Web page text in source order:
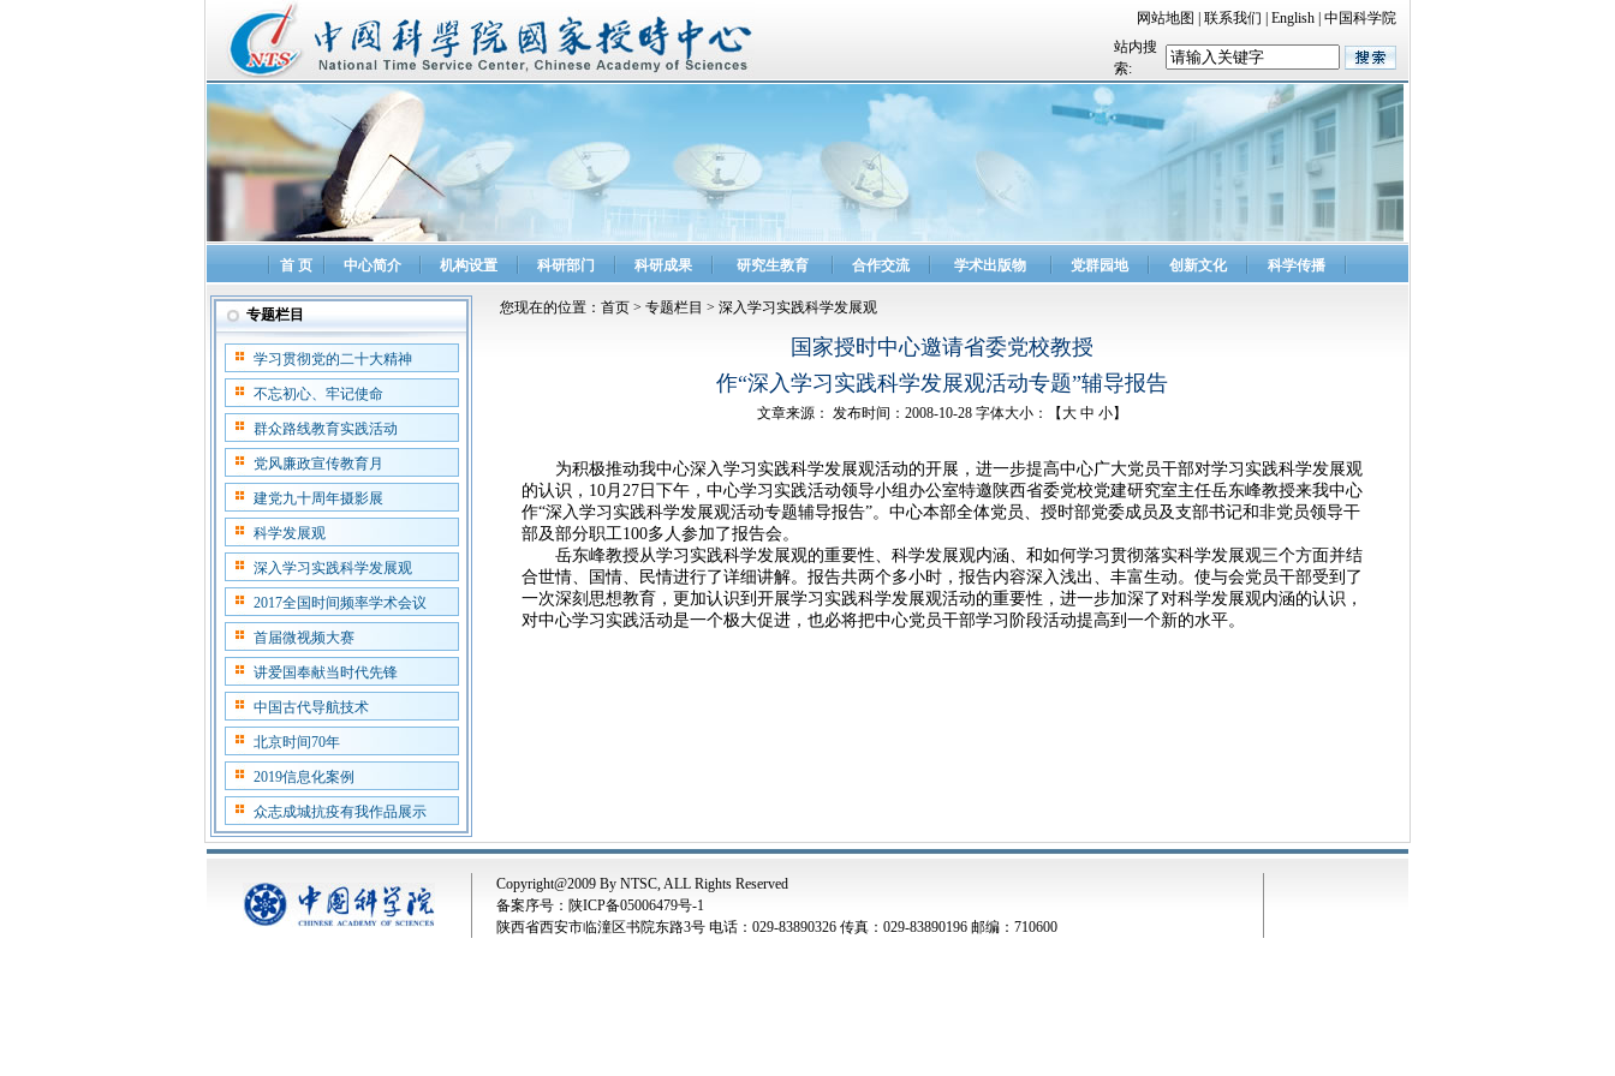
网站地图 联系我们 English 中国科学院
站内搜
索:
首 页 中心简介 机构设置 科研部门 科研成果 研究生教育 合作交流 学术出版物 党群园地 创新文化 科学传播
专题栏目
学习贯彻党的二十大精神
不忘初心、牢记使命
群众路线教育实践活动
党风廉政宣传教育月
建党九十周年摄影展
科学发展观
深入学习实践科学发展观
2017全国时间频率学术会议
首届微视频大赛
讲爱国奉献当时代先锋
中国古代导航技术
北京时间70年
2019信息化案例
众志成城抗疫有我作品展示
您现在的位置： 首页 > 专题栏目 > 深入学习实践科学发展观
国家授时中心邀请省委党校教授
作“深入学习实践科学发展观活动专题”辅导报告
文章来源： 发布时间：2008-10-28 字体大小：【大 中 小】
为积极推动我中心深入学习实践科学发展观活动的开展，进一步提高中心广大党员干部对学习实践科学发展观
的认识，10月27日下午，中心学习实践活动领导小组办公室特邀陕西省委党校党建研究室主任岳东峰教授来我中心
作“深入学习实践科学发展观活动专题辅导报告”。中心本部全体党员、授时部党委成员及支部书记和非党员领导干
部及部分职工100多人参加了报告会。
岳东峰教授从学习实践科学发展观的重要性、科学发展观内涵、和如何学习贯彻落实科学发展观三个方面并结
合世情、国情、民情进行了详细讲解。报告共两个多小时，报告内容深入浅出、丰富生动。使与会党员干部受到了
一次深刻思想教育，更加认识到开展学习实践科学发展观活动的重要性，进一步加深了对科学发展观内涵的认识，
对中心学习实践活动是一个极大促进，也必将把中心党员干部学习阶段活动提高到一个新的水平。
Copyright@2009 By NTSC, ALL Rights Reserved
备案序号：陕ICP备05006479号-1
陕西省西安市临潼区书院东路3号 电话：029-83890326 传真：029-83890196 邮编：710600